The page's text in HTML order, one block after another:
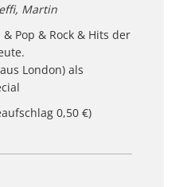
Martin
Pop & Rock & Hits der
London) als
0,50 €)